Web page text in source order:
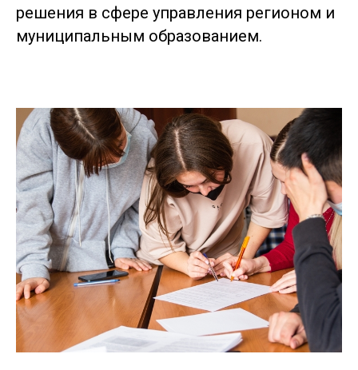
решения в сфере управления регионом и
муниципальным образованием.